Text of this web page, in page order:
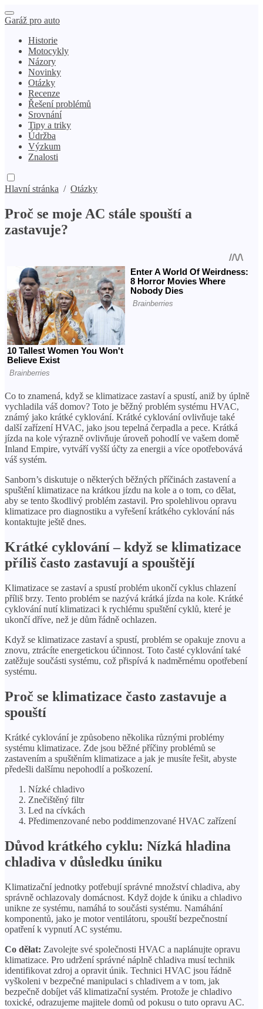
Garáž pro auto
Historie
Motocykly
Názory
Novinky
Otázky
Recenze
Řešení problémů
Srovnání
Tipy a triky
Údržba
Výzkum
Znalosti
Hlavní stránka / Otázky
Proč se moje AC stále spouští a
zastavuje?
Co to znamená, když se klimatizace zastaví a spustí, aniž by úplně
vychladila váš domov? Toto je běžný problém systému HVAC,
známý jako krátké cyklování. Krátké cyklování ovlivňuje také
další zařízení HVAC, jako jsou tepelná čerpadla a pece. Krátká
jízda na kole výrazně ovlivňuje úroveň pohodlí ve vašem domě
Inland Empire, vytváří vyšší účty za energii a více opotřebovává
váš systém.
Sanborn’s diskutuje o některých běžných příčinách zastavení a
spuštění klimatizace na krátkou jízdu na kole a o tom, co dělat,
aby se tento škodlivý problém zastavil. Pro spolehlivou opravu
klimatizace pro diagnostiku a vyřešení krátkého cyklování nás
kontaktujte ještě dnes.
Krátké cyklování – když se klimatizace
příliš často zastavují a spouštějí
Klimatizace se zastaví a spustí problém ukončí cyklus chlazení
příliš brzy. Tento problém se nazývá krátká jízda na kole. Krátké
cyklování nutí klimatizaci k rychlému spuštění cyklů, které je
ukončí dříve, než je dům řádně ochlazen.
Když se klimatizace zastaví a spustí, problém se opakuje znovu a
znovu, ztrácíte energetickou účinnost. Toto časté cyklování také
zatěžuje součásti systému, což přispívá k nadměrnému opotřebení
systému.
Proč se klimatizace často zastavuje a
spouští
Krátké cyklování je způsobeno několika různými problémy
systému klimatizace. Zde jsou běžné příčiny problémů se
zastavením a spuštěním klimatizace a jak je musíte řešit, abyste
předešli dalšímu nepohodlí a poškození.
Nízké chladivo
Znečištěný filtr
Led na cívkách
Předimenzované nebo poddimenzované HVAC zařízení
Důvod krátkého cyklu: Nízká hladina
chladiva v důsledku úniku
Klimatizační jednotky potřebují správné množství chladiva, aby
správně ochlazovaly domácnost. Když dojde k úniku a chladivo
unikne ze systému, namáhá to součásti systému. Namáhání
komponentů, jako je motor ventilátoru, spouští bezpečnostní
opatření k vypnutí AC systému.
Co dělat: Zavolejte své společnosti HVAC a naplánujte opravu
klimatizace. Pro udržení správné náplně chladiva musí technik
identifikovat zdroj a opravit únik. Technici HVAC jsou řádně
vyškoleni v bezpečné manipulaci s chladivem a v tom, jak
bezpečně dobíjet váš klimatizační systém. Protože je chladivo
toxické, odrazujeme majitele domů od pokusu o tuto opravu AC.